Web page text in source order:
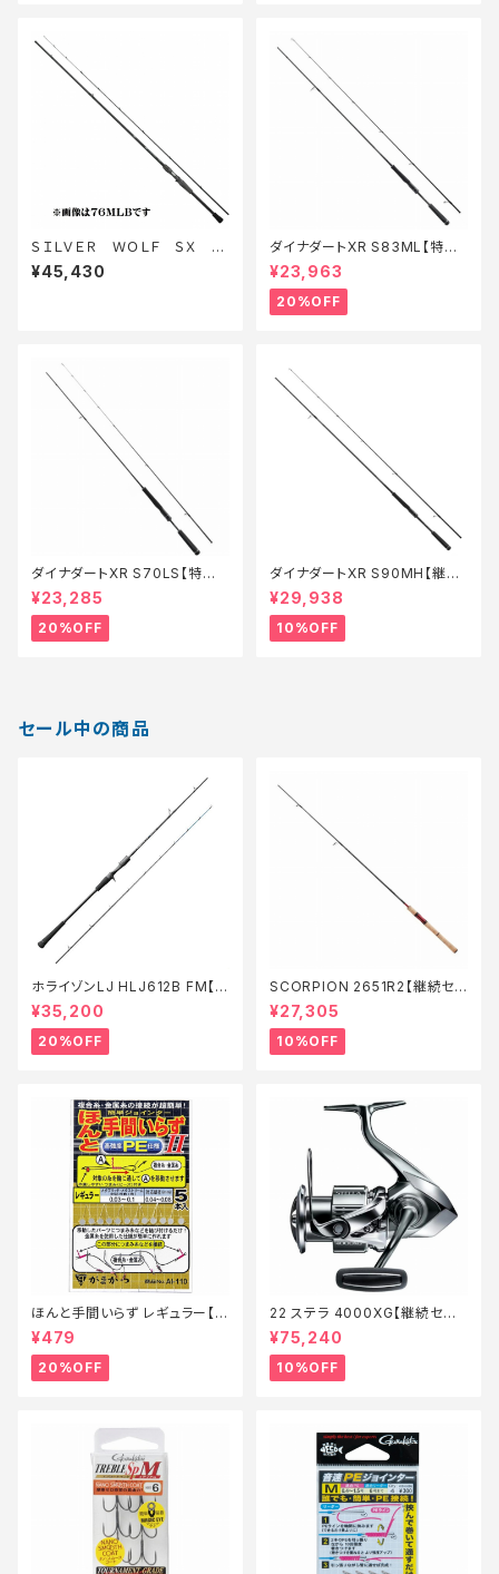
ＳＩＬＶＥＲ ＷＯＬＦ ＳＸ 71
ＬＭＬＢ−Ｓ
¥45,430
ダイナダートXR S83ML【特価
ロッド】【20】
¥23,963
20%OFF
ダイナダートXR S70LS【特価
ロッド】【20】
¥23,285
20%OFF
ダイナダートXR S90MH【継続
セール_ロッド】【10】
¥29,938
10%OFF
セール中の商品
ホライゾンLJ HLJ612B FM【特
価ロッド】【20】
¥35,200
20%OFF
SCORPION 2651R2【継続セ
ール_ロッド】【10】
¥27,305
10%OFF
ほんと手間いらず レギュラー【特
価仕掛】【20】
¥479
20%OFF
22 ステラ 4000XG【継続セー
ル_リール】【10】
¥75,240
10%OFF